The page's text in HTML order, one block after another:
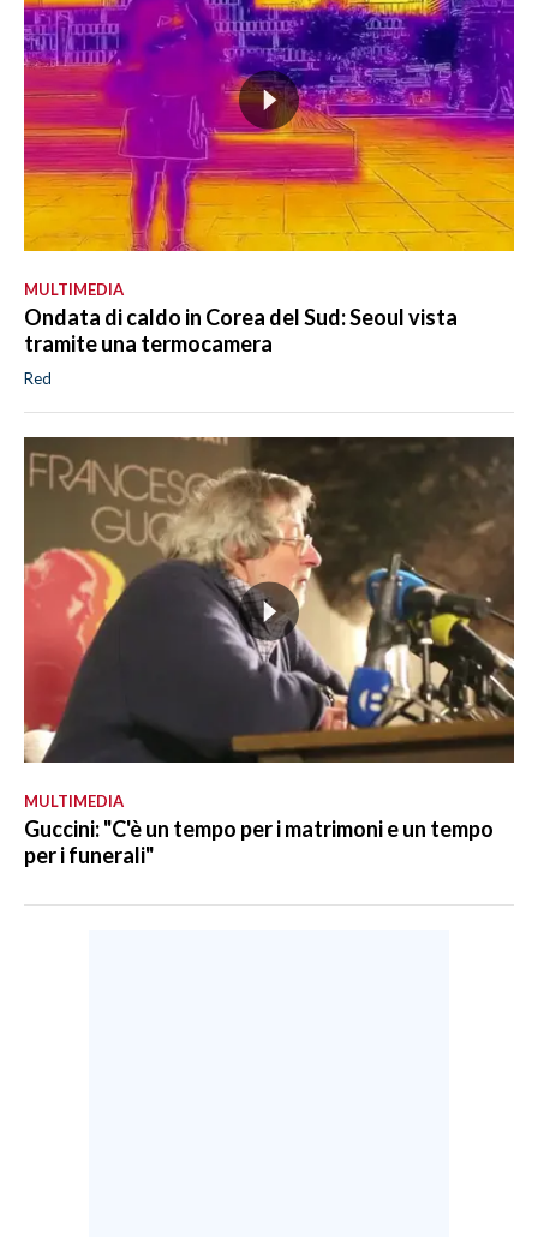
MULTIMEDIA
Ondata di caldo in Corea del Sud: Seoul vista
tramite una termocamera
Red
MULTIMEDIA
Guccini: "C'è un tempo per i matrimoni e un tempo
per i funerali"